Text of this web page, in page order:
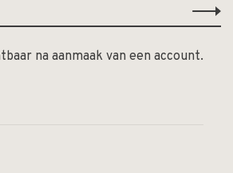
na aanmaak van een account.